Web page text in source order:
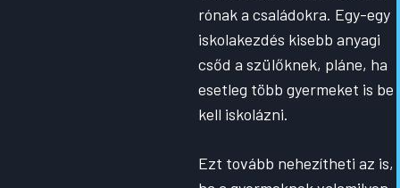
rónak a családokra. Egy-egy
iskolakezdés kisebb anyagi
csőd a szülőknek, pláne, ha
esetleg több gyermeket is be
kell iskolázni.
Ezt tovább nehezítheti az is,